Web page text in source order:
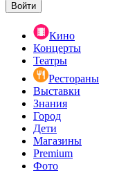
Войти
Кино
Концерты
Театры
Рестораны
Выставки
Знания
Город
Дети
Магазины
Premium
Фото